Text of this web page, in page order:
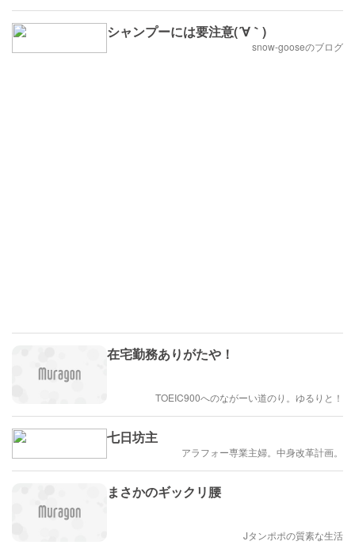
シャンプーには要注意(´∀｀)
snow-gooseのブログ
在宅勤務ありがたや！
TOEIC900へのながーい道のり。ゆるりと！
七日坊主
アラフォー専業主婦。中身改革計画。
まさかのギックリ腰
Jタンポポの質素な生活